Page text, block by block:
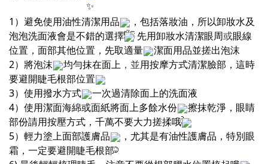
1）避免使用油性清潔用品
，包括落妝油，所以卸妝水及
泡泡洗面液會是不錯的選擇
先用卸妝水清潔眼周或眼線
位置，面部其他位置，先取適量
潔面用品並搓出泡沫
2）將泡沫
均勻抹在面上 ，並用按摩方式清潔臉部，這時
要避開睫毛根部位置
3）使用撥水方式
一次過清除面上的洗面液
4）使用潔面海綿或面紙將面上多餘水份
擦抹乾淨，眼睛
部份請用按壓方式，千萬不要大力搓揉哦
5）輕力塗上面部護膚品
，尤其是有油性護膚品，特別眼
霜，一定要避開睫毛根部